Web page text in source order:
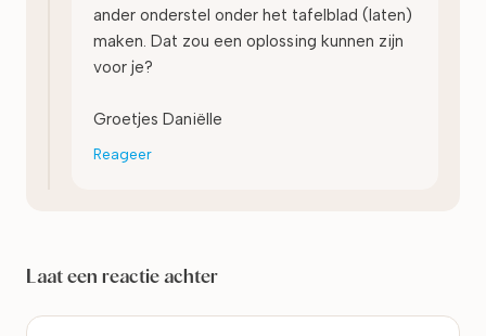
ander onderstel onder het tafelblad (laten)
maken. Dat zou een oplossing kunnen zijn
voor je?
Groetjes Daniëlle
Reageer
Laat een reactie achter